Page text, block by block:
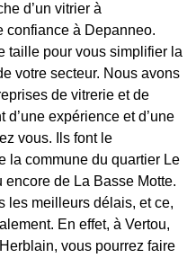
d’un vitrier à
confiance à Depanneo.
taille pour vous simplifier la
votre secteur. Nous avons
de vitrerie et de
expérience et d’une
vous. Ils font le
la commune du quartier Le
de La Basse Motte.
les meilleurs délais, et ce,
En effet, à Vertou,
vous pourrez faire